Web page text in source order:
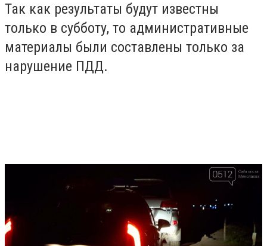
Так как результаты будут известны
только в субботу, то административные
материалы были составлены только за
нарушение ПДД.